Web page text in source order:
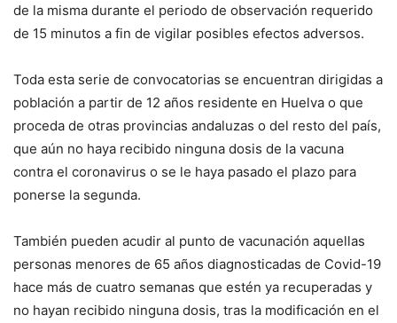
de la misma durante el periodo de observación requerido
de 15 minutos a fin de vigilar posibles efectos adversos.
Toda esta serie de convocatorias se encuentran dirigidas a
población a partir de 12 años residente en Huelva o que
proceda de otras provincias andaluzas o del resto del país,
que aún no haya recibido ninguna dosis de la vacuna
contra el coronavirus o se le haya pasado el plazo para
ponerse la segunda.
También pueden acudir al punto de vacunación aquellas
personas menores de 65 años diagnosticadas de Covid-19
hace más de cuatro semanas que estén ya recuperadas y
no hayan recibido ninguna dosis, tras la modificación en el